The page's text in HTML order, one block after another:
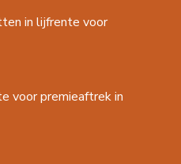
in lijfrente voor
voor premieaftrek in